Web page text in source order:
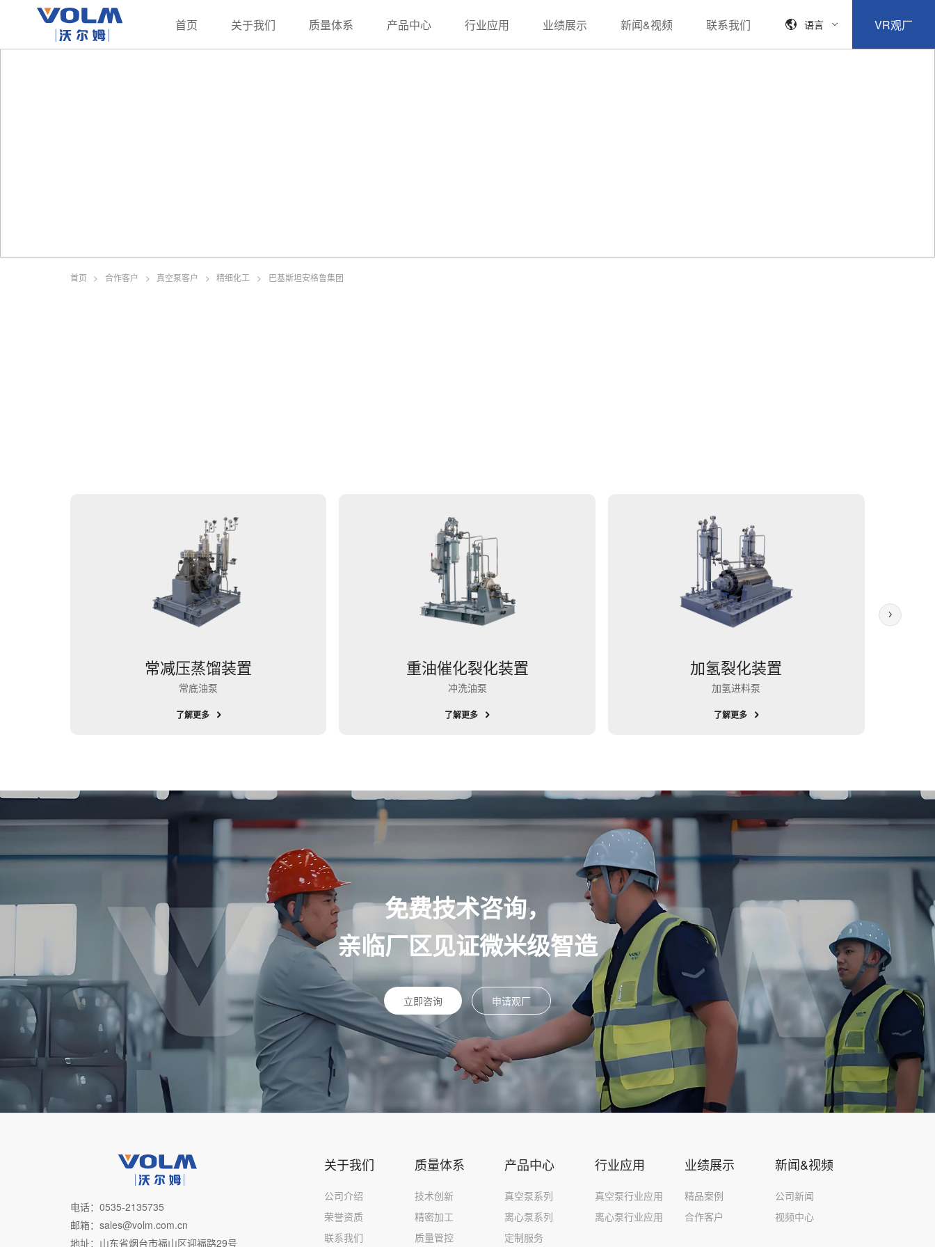
首页 关于我们 质量体系 产品中心 行业应用 业绩展示 新闻&视频 联系我们 语言 VR观厂
首页 > 合作客户 > 真空泵客户 > 精细化工 > 巴基斯坦安格鲁集团
常减压蒸馏装置
常底油泵
了解更多
重油催化裂化装置
冲洗油泵
了解更多
加氢裂化装置
加氢进料泵
了解更多
免费技术咨询，
亲临厂区见证微米级智造
立即咨询 申请观厂
电话：0535-2135735
邮箱：sales@volm.com.cn
地址：山东省烟台市福山区迎福路29号
关于我们
公司介绍
荣誉资质
联系我们
质量体系
技术创新
精密加工
质量管控
产品中心
真空泵系列
离心泵系列
定制服务
行业应用
真空泵行业应用
离心泵行业应用
业绩展示
精品案例
合作客户
新闻&视频
公司新闻
视频中心